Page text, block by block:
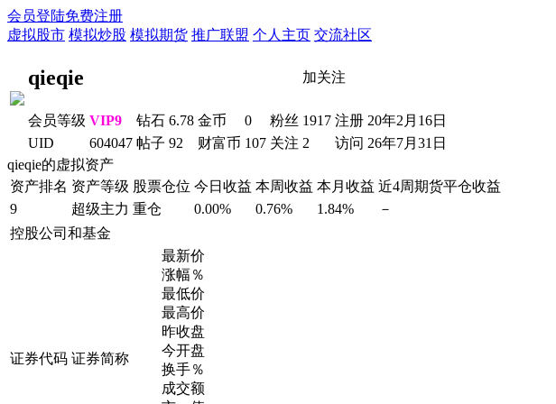
会员登陆免费注册
虚拟股市 模拟炒股 模拟期货 推广联盟 个人主页 交流社区
qieqie 加关注
会员等级 VIP9 钻石 6.78 金币 0 粉丝 1917 注册 20年2月16日
UID
604047 帖子 92 财富币 107 关注 2 访问 26年7月31日
qieqie的虚拟资产
资产排名 资产等级 股票仓位 今日收益 本周收益 本月收益 近4周期货平仓收益
9
超级主力 重仓 0.00% 0.76% 1.84%
－
控股公司和基金
证券代码 证券简称
最新价
涨幅％
最低价
最高价
昨收盘
今开盘
换手％
成交额